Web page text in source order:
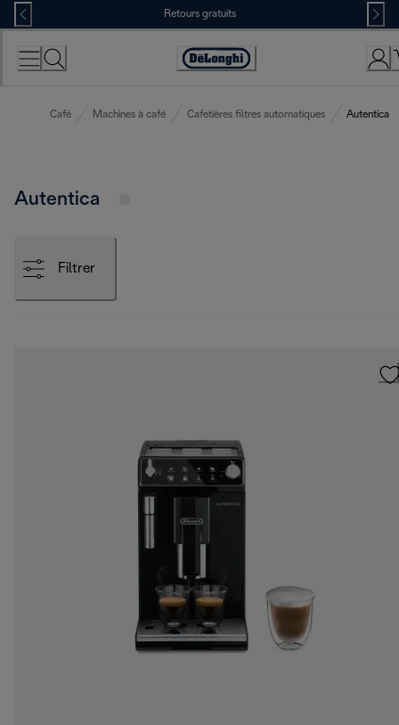
Skip
to
Content
Retours gratuits
Déclaration
Café Machines à café Cafetières filtres automatiques Autentica
Autentica
Filtrer